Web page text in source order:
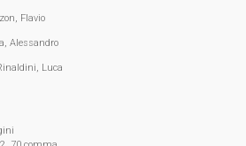
Flavio
Alessandro
Luca